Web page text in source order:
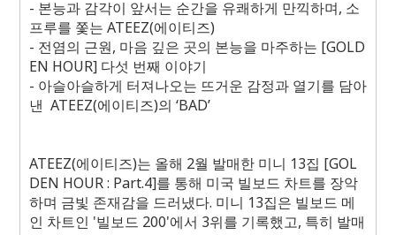
- 본능과 감각이 앞서는 순간을 유쾌하게 만끽하며, 소
프루를 쫓는 ATEEZ(에이티즈)
- 전염의 근원, 마음 깊은 곳의 본능을 마주하는 [GOLD
EN HOUR] 다섯 번째 이야기
- 아슬아슬하게 터져나오는 뜨거운 감정과 열기를 담아
낸 ATEEZ(에이티즈)의 ‘BAD’
ATEEZ(에이티즈)는 올해 2월 발매한 미니 13집 [GOL
DEN HOUR : Part.4]를 통해 미국 빌보드 차트를 장악
하며 금빛 존재감을 드러냈다. 미니 13집은 빌보드 메
인 차트인 '빌보드 200'에서 3위를 기록했고, 특히 발매